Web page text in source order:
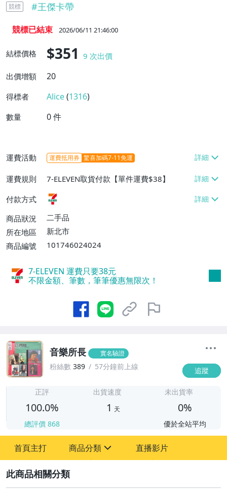
競標 #王傑卡帶
競標已結束 2026/06/11 21:46:00
結標價格 $351 9 次出價
出價增額
20
得標者 Alice(1316)
數量 0件
運費活動 運費抵用券 驚喜加碼7-11免運
運費規則
7-ELEVEN取貨付款【單件運費$38】
付款方式
商品狀況
二手品
所在地區
新北市
商品編號
101746024024
7-ELEVEN 運費只要38元
不限金額、筆數，筆筆優惠無限次！
音樂所長 實名驗證
粉絲數 389 57分鐘前上線 追蹤
正評
100.0%
總評價 868
出貨速度
1 天
未出貨率
0%
優於全站平均
首頁主打 商品分類
圖書/影音/文具
直播影片